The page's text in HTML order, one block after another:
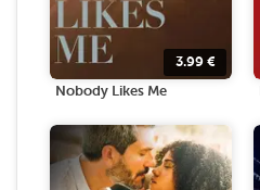
3.99 €
Nobody Likes Me